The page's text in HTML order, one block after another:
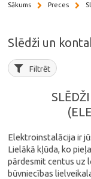
Sākums Preces
Slēdži un
Filtrēt
Elektroinstalācija ir
Lielākā kļūda, ko
pārdesmit centus uz
būvniecības